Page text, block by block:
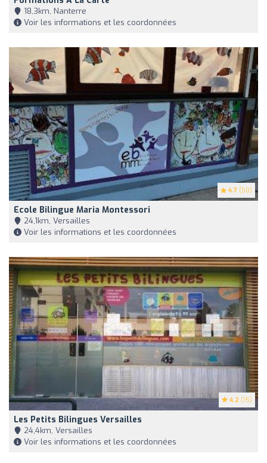
18,3km, Nanterre
Voir les informations et les coordonnées
4.7 (50)
Ecole Bilingue Maria Montessori
24,1km, Versailles
Voir les informations et les coordonnées
4.2 (15)
Les Petits Bilingues Versailles
24,4km, Versailles
Voir les informations et les coordonnées